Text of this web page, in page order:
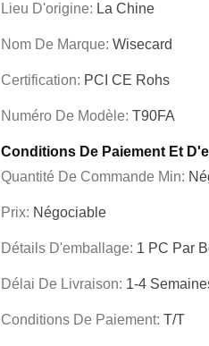
Lieu D'origine: La Chine
Nom De Marque: Wisecard
Certification: PCI CE Rohs
Numéro De Modèle: T90FA
Conditions De Paiement Et
Quantité De Commande Min:
Prix: Négociable
Détails D'emballage: 1 PC Par
Délai De Livraison: 1-4
Conditions De Paiement: T/T